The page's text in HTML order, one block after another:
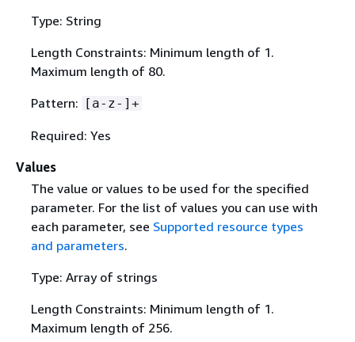
Type: String
Length Constraints: Minimum length of 1.
Maximum length of 80.
Pattern: [a-z-]+
Required: Yes
Values
The value or values to be used for the specified
parameter. For the list of values you can use with
each parameter, see Supported resource types
and parameters.
Type: Array of strings
Length Constraints: Minimum length of 1.
Maximum length of 256.